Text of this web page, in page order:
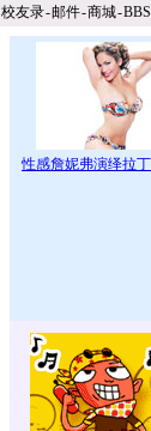
校友录-邮件-商城-BBS